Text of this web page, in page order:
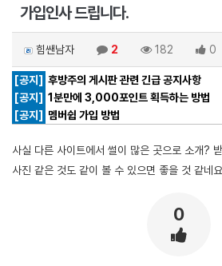
가입인사 드립니다.
힘쌘남자 2 182 0
[공지] 후방주의 게시판 관련 긴급 공지사항
[공지] 1분만에 3,000포인트 획득하는 방법
[공지]
멤버쉽 가입 방법
사실 다른 사이트에서 썰이 많은 곳으로 소개?
사진 같은 것도 같이 볼 수 있으면 좋을 것 같네
0